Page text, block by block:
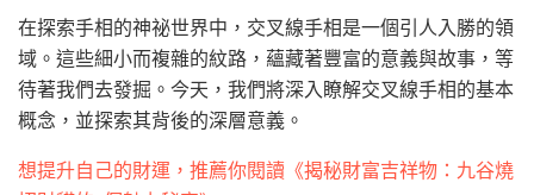
在探索手相的神祕世界中，交叉線手相是一個引人入勝的領
域。這些細小而複雜的紋路，蘊藏著豐富的意義與故事，等
待著我們去發掘。今天，我們將深入瞭解交叉線手相的基本
概念，並探索其背後的深層意義。
想提升自己的財運，推薦你閱讀《揭秘財富吉祥物：九谷燒